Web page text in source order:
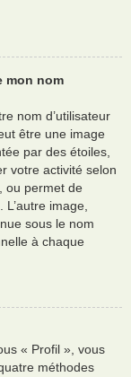
mon nom
nom d’utilisateur
être une image
par des étoiles,
votre activité selon
ou permet de
image,
sous le nom
à chaque
« Profil », vous
méthodes